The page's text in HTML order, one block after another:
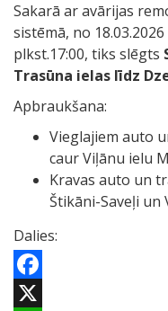
Sakarā ar avārijas
sistēmā, no
plkst.17:00, tiks slēgts
Trasūna ielas līdz
Apbraukšana:
Vieglajiem auto
caur Viļānu ielu
Kravas auto un
Štikāni-Saveļi un
Dalies:
Facebook